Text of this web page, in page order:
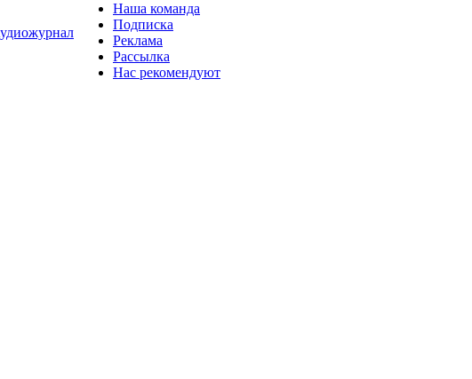
Наша команда
Подписка
Реклама
Рассылка
Нас рекомендуют